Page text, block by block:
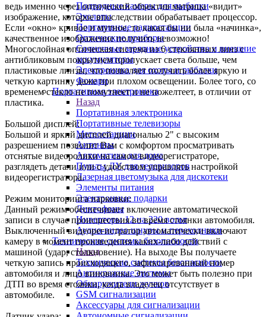
Подводные камеры для рыбалки
Эхолоты
Портативные радиостанции
Оптические приборы
Солнечные зарядные устройства и внешние
аккумуляторы
Электроника для охоты и рыбалки
Фонари
Портативная электроника
Назад
Портативная электроника
Портативные телевизоры
Метеостанции
Антенны
Автоматика для дома
Пульты ДУ для телевизоров
Лазерная цветомузыка для дискотеки
Элементы питания
Электронные подарки
Диктофоны
Инверторы 12 на 220 вольт
Аудио-видео шнуры и переходники
Технические системы безопасности
Назад
Технические системы безопасности
Антикражные системы
Обнаружители жучков
GSM сигнализации
Аксессуары для сигнализации
ведь именно через оптический объектив матрица «видит»
изображение, которое впоследствии обрабатывает процессор.
Если «окно» кривое и мутное, то какая бы ни была «начинка»,
качественное изображение получить невозможно!
Многослойная оптическая система из 6 стеклянных линз с
антибликовым покрытием пропускает света больше, чем
пластиковые линзы, что позволяет получить более яркую и
четкую картинку даже при плохом освещении. Более того, со
временем стекло не помутнеет и не пожелтеет, в отличии от
пластика.
Большой дисплей:
Большой и яркий дисплей диагональю 2" с высоким
разрешением позволит Вам с комфортом просматривать
отснятые видеоролики на самом видеорегистраторе,
разглядеть детали или c удобством управлять настройкой
видеорегистратора.
Режим мониторинга парковки:
Данный режим обеспечивает включение автоматической
записи в случае происшествия во время стоянки автомобиля.
Выключенный видеорегистратор автоматически включают
камеру в момент произведения каких-либо действий с
машиной (удар, столкновение). На выходе Вы получаете
четкую запись происходящего, зафиксированный номер
автомобиля и лицо виновника. Это может быть полезно при
ДТП во время стоянки, когда владелец отсутствует в
автомобиле.